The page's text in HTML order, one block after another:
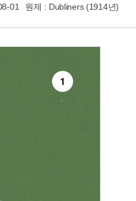
01 원제 : Dubliners (1914년)